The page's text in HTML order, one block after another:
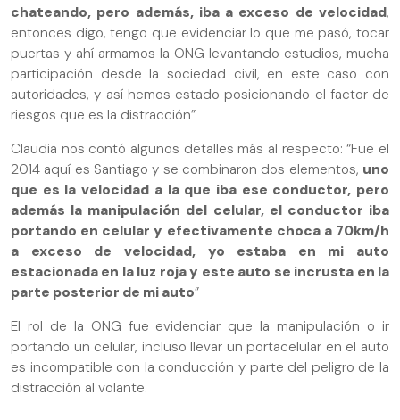
chateando, pero además, iba a exceso de velocidad,
entonces digo, tengo que evidenciar lo que me pasó, tocar
puertas y ahí armamos la ONG levantando estudios, mucha
participación desde la sociedad civil, en este caso con
autoridades, y así hemos estado posicionando el factor de
riesgos que es la distracción”
Claudia nos contó algunos detalles más al respecto: “Fue el
2014 aquí es Santiago y se combinaron dos elementos, uno
que es la velocidad a la que iba ese conductor, pero
además la manipulación del celular, el conductor iba
portando en celular y efectivamente choca a 70km/h
a exceso de velocidad, yo estaba en mi auto
estacionada en la luz roja y este auto se incrusta en la
parte posterior de mi auto”
El rol de la ONG fue evidenciar que la manipulación o ir
portando un celular, incluso llevar un portacelular en el auto
es incompatible con la conducción y parte del peligro de la
distracción al volante.